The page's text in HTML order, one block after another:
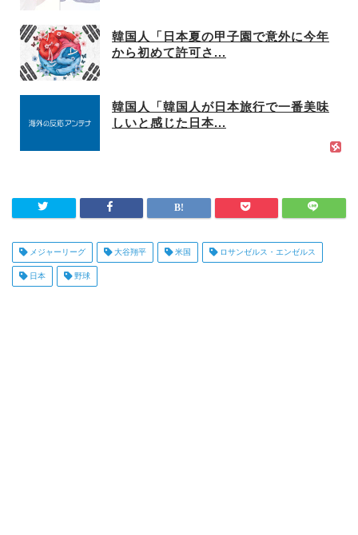
韓国人「日本夏の甲子園で意外に今年
から初めて許可さ...
韓国人「韓国人が日本旅行で一番美味
しいと感じた日本...
メジャーリーグ 大谷翔平 米国 ロサンゼルス・エンゼルス
日本 野球